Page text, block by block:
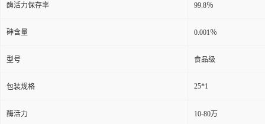
酶活力保存率 99.8％
砷含量 0.001％
型号 食品级
包装规格 25*1
酶活力 10-80万